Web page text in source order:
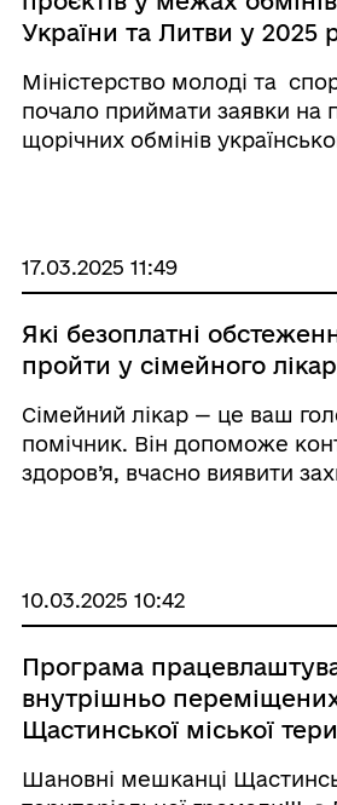
України та Литви у 2025
Міністерство молоді та
почало приймати заявки на
щорічних обмінів
суспі ...
17.03.2025 11:49
Які безоплатні
пройти у сімейного
Сімейний лікар — це ваш
помічник. Він допоможе
здоров’я, вчасно виявити
послуги. Які пос ...
10.03.2025 10:42
Програма
внутрішньо
Щастинської міської
Шановні мешканці